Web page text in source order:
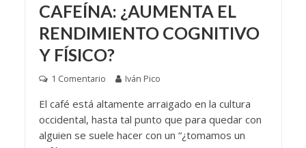
CAFEÍNA: ¿AUMENTA EL
RENDIMIENTO COGNITIVO
Y FÍSICO?
1 Comentario Iván Pico
El café está altamente arraigado en la cultura
occidental, hasta tal punto que para quedar con
alguien se suele hacer con un “¿tomamos un